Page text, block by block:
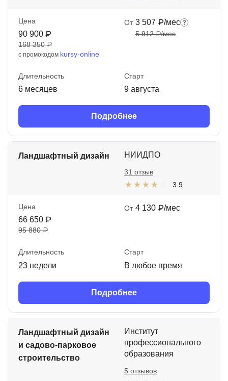
Цена
90 900 ₽
168 350 ₽
с промокодом kursy-online
От 3 507 ₽/мес
5 912 ₽/мес
Длительность
6 месяцев
Старт
9 августа
Подробнее
Ландшафтный дизайн НИИДПО
3.9
31 отзыв
Цена
66 650 ₽
95 880 ₽
От 4 130 ₽/мес
Длительность
23 недели
Старт
В любое время
Подробнее
Ландшафтный дизайн
и садово-парковое
строительство
Институт
профессионального
образования
5 отзывов